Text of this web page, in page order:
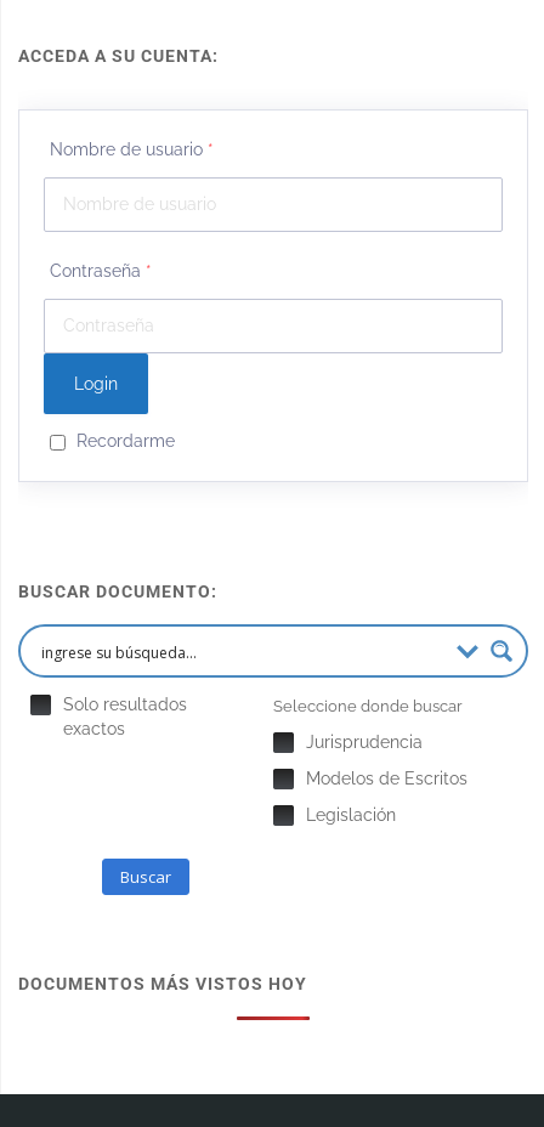
ACCEDA A SU CUENTA:
Nombre de usuario *
Contraseña *
Recordarme
BUSCAR DOCUMENTO:
Solo resultados
exactos
Seleccione donde buscar
Jurisprudencia
Modelos de Escritos
Legislación
Buscar
DOCUMENTOS MÁS VISTOS HOY